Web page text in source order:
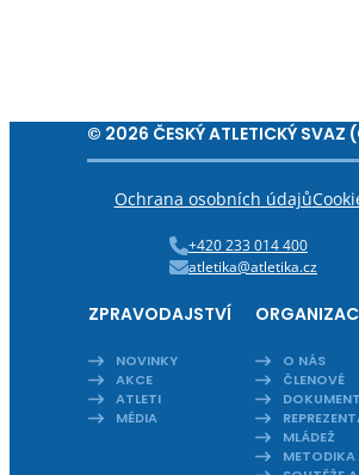
© 2026 ČESKÝ ATLETICKÝ SVAZ
Ochrana osobních údajů
+420 233 014 400
atletika@atletika.cz
ZPRAVODAJSTVÍ
NOVINKY
AKCE
ATLETI
MÉDIA
O NÁS
ČLENOVÉ
MLÁDEŽ
METODIKA